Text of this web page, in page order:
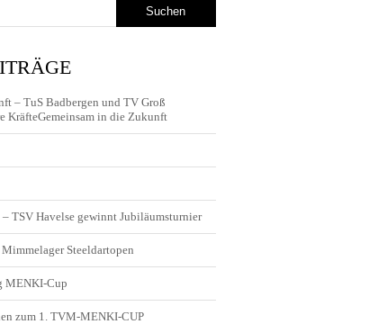
– TuS Badbergen und TV Groß
KräfteGemeinsam in die Zukunft
– TSV Havelse gewinnt Jubiläumsturnier
Steeldartopen
MENKI-Cup
zum 1. TVM-MENKI-CUP